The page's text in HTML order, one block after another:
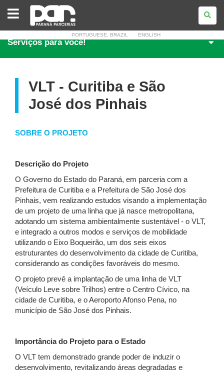
PARANÁ
PARCERIAS
PORTUGUESE, BRAZIL ENGLISH
Serviços para você!
VLT - Curitiba e São
José dos Pinhais
SOBRE O PROJETO
Descrição do Projeto
O Governo do Estado do Paraná, em parceria com a
Prefeitura de Curitiba e a Prefeitura de São José dos
Pinhais, vem realizando estudos visando a implementação
de um projeto de uma linha que já nasce metropolitana,
adotando um sistema ambientalmente sustentável - o VLT,
e integrado a outros modos e serviços de mobilidade
utilizando o Eixo Boqueirão, um dos seis eixos
estruturantes do desenvolvimento da cidade de Curitiba,
considerando as condições favoráveis do mesmo.
O projeto prevê a implantação de uma linha de VLT
(Veículo Leve sobre Trilhos) entre o Centro Cívico, na
cidade de Curitiba, e o Aeroporto Afonso Pena, no
município de São José dos Pinhais.
Importância do Projeto para o Estado
O VLT tem demonstrado grande poder de induzir o
desenvolvimento, revitalizando áreas degradadas e